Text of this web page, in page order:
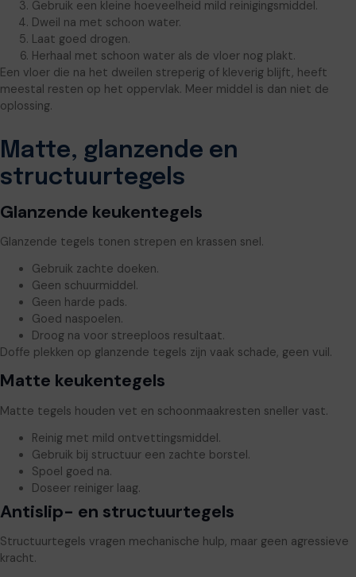
Gebruik een kleine hoeveelheid mild reinigingsmiddel.
Dweil na met schoon water.
Laat goed drogen.
Herhaal met schoon water als de vloer nog plakt.
Een vloer die na het dweilen streperig of kleverig blijft, heeft
meestal resten op het oppervlak. Meer middel is dan niet de
oplossing.
Matte, glanzende en
structuurtegels
Glanzende keukentegels
Glanzende tegels tonen strepen en krassen snel.
Gebruik zachte doeken.
Geen schuurmiddel.
Geen harde pads.
Goed naspoelen.
Droog na voor streeploos resultaat.
Doffe plekken op glanzende tegels zijn vaak schade, geen vuil.
Matte keukentegels
Matte tegels houden vet en schoonmaakresten sneller vast.
Reinig met mild ontvettingsmiddel.
Gebruik bij structuur een zachte borstel.
Spoel goed na.
Doseer reiniger laag.
Antislip- en structuurtegels
Structuurtegels vragen mechanische hulp, maar geen agressieve
kracht.